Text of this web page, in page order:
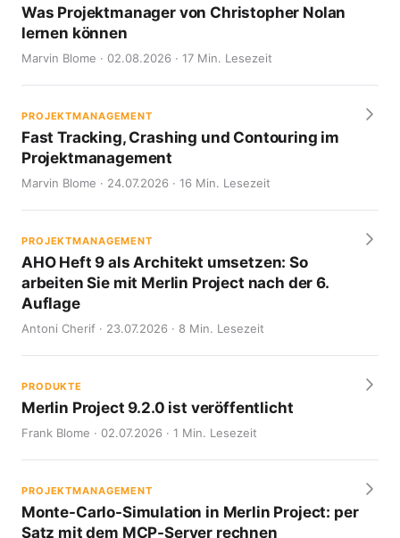
Was Projektmanager von Christopher Nolan
lernen können
Marvin Blome · 02.08.2026 · 17 Min. Lesezeit
PROJEKTMANAGEMENT
Fast Tracking, Crashing und Contouring im
Projektmanagement
Marvin Blome · 24.07.2026 · 16 Min. Lesezeit
PROJEKTMANAGEMENT
AHO Heft 9 als Architekt umsetzen: So
arbeiten Sie mit Merlin Project nach der 6.
Auflage
Antoni Cherif · 23.07.2026 · 8 Min. Lesezeit
PRODUKTE
Merlin Project 9.2.0 ist veröffentlicht
Frank Blome · 02.07.2026 · 1 Min. Lesezeit
PROJEKTMANAGEMENT
Monte-Carlo-Simulation in Merlin Project: per
Satz mit dem MCP-Server rechnen